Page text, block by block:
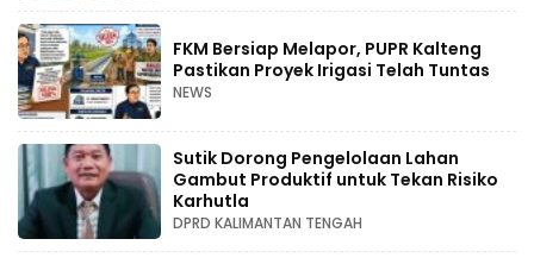
FKM Bersiap Melapor, PUPR Kalteng
Pastikan Proyek Irigasi Telah Tuntas
NEWS
Sutik Dorong Pengelolaan Lahan
Gambut Produktif untuk Tekan Risiko
Karhutla
DPRD KALIMANTAN TENGAH